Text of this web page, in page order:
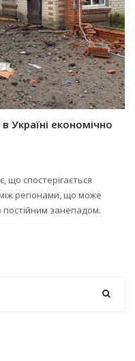
Україні економічно
що спостерігається
регіонами, що може
занепадом.